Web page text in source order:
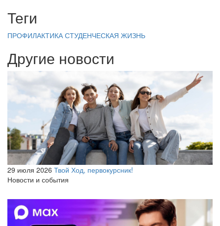
Теги
ПРОФИЛАКТИКА СТУДЕНЧЕСКАЯ ЖИЗНЬ
Другие новости
29 июля 2026 Твой Ход, первокурсник!
Новости и события